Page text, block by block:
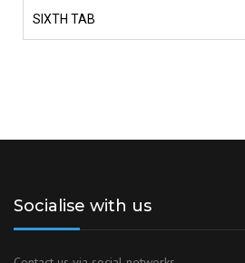
SIXTH TAB
Socialise with us